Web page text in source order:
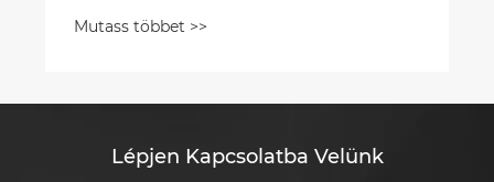
Lépjen Kapcsolatba Velünk